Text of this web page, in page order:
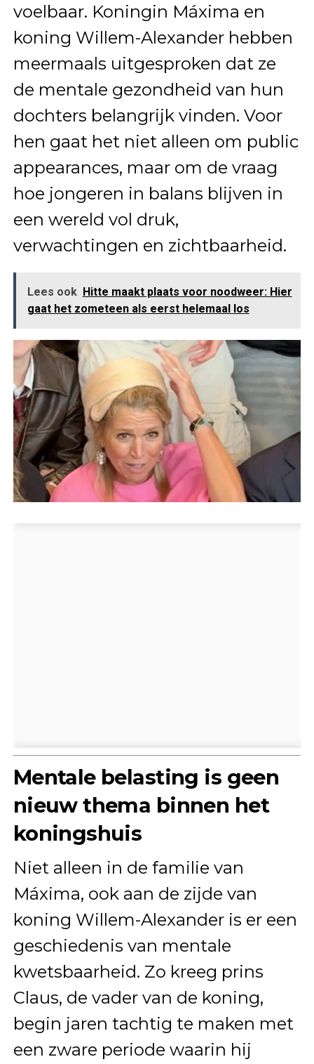
voelbaar. Koningin Máxima en
koning Willem-Alexander hebben
meermaals uitgesproken dat ze
de mentale gezondheid van hun
dochters belangrijk vinden. Voor
hen gaat het niet alleen om public
appearances, maar om de vraag
hoe jongeren in balans blijven in
een wereld vol druk,
verwachtingen en zichtbaarheid.
Lees ook Hitte maakt plaats voor noodweer: Hier
gaat het zometeen als eerst helemaal los
Mentale belasting is geen
nieuw thema binnen het
koningshuis
Niet alleen in de familie van
Máxima, ook aan de zijde van
koning Willem-Alexander is er een
geschiedenis van mentale
kwetsbaarheid. Zo kreeg prins
Claus, de vader van de koning,
begin jaren tachtig te maken met
een zware periode waarin hij